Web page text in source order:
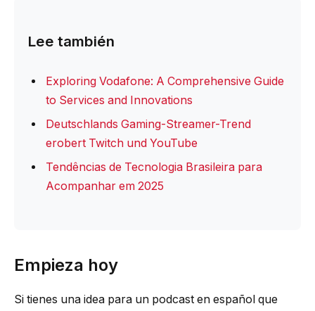
Lee también
Exploring Vodafone: A Comprehensive Guide
to Services and Innovations
Deutschlands Gaming-Streamer-Trend
erobert Twitch und YouTube
Tendências de Tecnologia Brasileira para
Acompanhar em 2025
Empieza hoy
Si tienes una idea para un podcast en español que